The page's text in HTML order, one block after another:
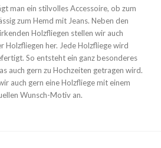
man ein stilvolles Accessoire, ob zum
zum Hemd mit Jeans. Neben den
Holzfliegen stellen wir auch
Holzfliegen her. Jede Holzfliege wird
So entsteht ein ganz besonderes
auch gern zu Hochzeiten getragen wird.
auch gern eine Holzfliege mit einem
Wunsch-Motiv an.